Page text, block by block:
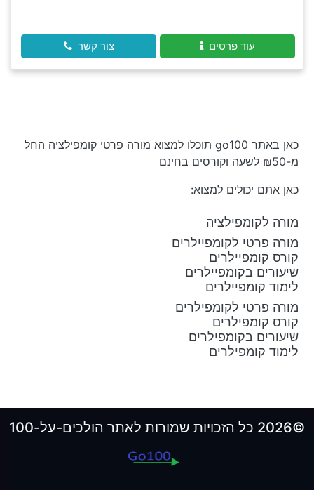
עוד פרטים צור קשר
כאן באתר go100 תוכלו למצוא מורה פרטי קומפילציה החל
מ-₪50 לשעה וקורסים בחינם
כאן אתם יכולים למצוא:
מורה לקומפילציה
מורה פרטי לקומפיילרים
קורס קומפיילרים
שיעורים בקומפיילרים
לימוד קומפיילרים
מורה פרטי לקומפילרים
קורס קומפילרים
שיעורים בקומפילרים
לימוד קומפילרים
©2026 כל הזכויות שמורות לאתר הולכים-על-100